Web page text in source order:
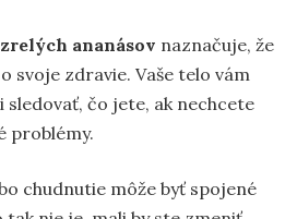
ananásov naznačuje, že
svoje zdravie. Vaše telo vám
sledovať, čo jete, ak nechcete
problémy.
chudnutie môže byť spojené